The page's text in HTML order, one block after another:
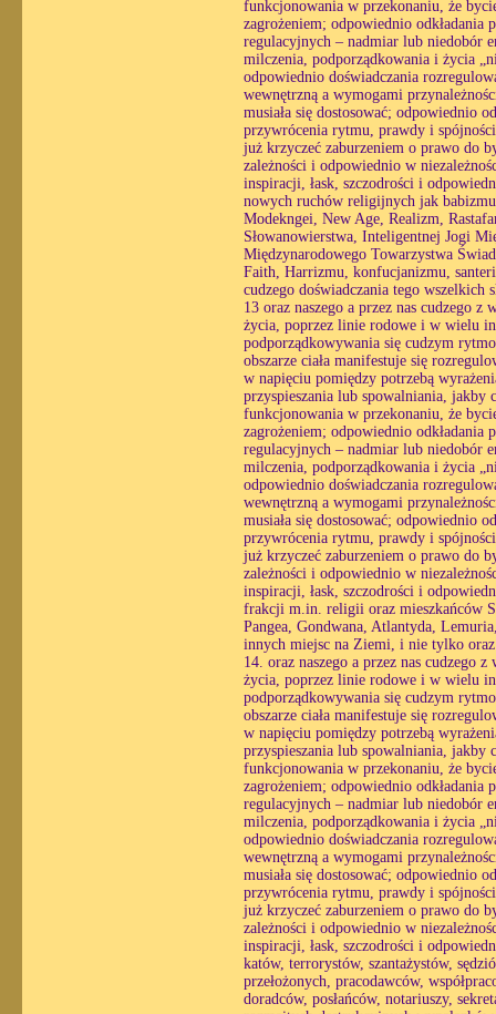
funkcjonowania w przekonaniu, że
zagrożeniem; odpowiednio odkładania
regulacyjnych – nadmiar lub niedobór
milczenia, podporządkowania i życia
odpowiednio doświadczania
wewnętrzną a wymogami
musiała się dostosować; odpowiednio
przywrócenia rytmu, prawdy i
już krzyczeć zaburzeniem o prawo do
zależności i odpowiednio w
inspiracji, łask, szczodrości i
nowych ruchów religijnych jak
Modekngei, New Age, Realizm,
Słowanowierstwa, Inteligentnej Jogi
Międzynarodowego Towarzystwa
Faith, Harrizmu, konfucjanizmu,
cudzego doświadczania tego wszelkich
13 oraz naszego a przez nas cudzego
życia, poprzez linie rodowe i w wielu
podporządkowywania się cudzym
obszarze ciała manifestuje się
w napięciu pomiędzy potrzebą
przyspieszania lub spowalniania, jakby
funkcjonowania w przekonaniu, że
zagrożeniem; odpowiednio odkładania
regulacyjnych – nadmiar lub niedobór
milczenia, podporządkowania i życia
odpowiednio doświadczania
wewnętrzną a wymogami
musiała się dostosować; odpowiednio
przywrócenia rytmu, prawdy i
już krzyczeć zaburzeniem o prawo do
zależności i odpowiednio w
inspiracji, łask, szczodrości i
frakcji m.in. religii oraz mieszkańców
Pangea, Gondwana, Atlantyda,
innych miejsc na Ziemi, i nie tylko oraz
14. oraz naszego a przez nas cudzego
życia, poprzez linie rodowe i w wielu
podporządkowywania się cudzym
obszarze ciała manifestuje się
w napięciu pomiędzy potrzebą
przyspieszania lub spowalniania, jakby
funkcjonowania w przekonaniu, że
zagrożeniem; odpowiednio odkładania
regulacyjnych – nadmiar lub niedobór
milczenia, podporządkowania i życia
odpowiednio doświadczania
wewnętrzną a wymogami
musiała się dostosować; odpowiednio
przywrócenia rytmu, prawdy i
już krzyczeć zaburzeniem o prawo do
zależności i odpowiednio w
inspiracji, łask, szczodrości i
katów, terrorystów, szantażystów,
przełożonych, pracodawców,
doradców, posłańców, notariuszy,